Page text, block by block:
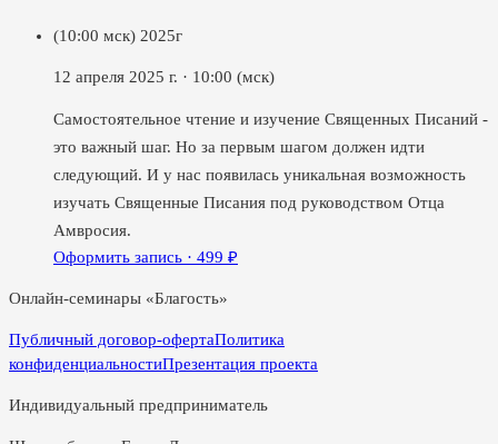
(10:00 мск) 2025г
12 апреля 2025 г. · 10:00 (мск)
Самостоятельное чтение и изучение Священных Писаний -
это важный шаг. Но за первым шагом должен идти
следующий. И у нас появилась уникальная возможность
изучать Священные Писания под руководством Отца
Амвросия.
Оформить запись · 499 ₽
Онлайн-семинары «Благость»
Публичный договор-офертаПолитика
конфиденциальностиПрезентация проекта
Индивидуальный предприниматель